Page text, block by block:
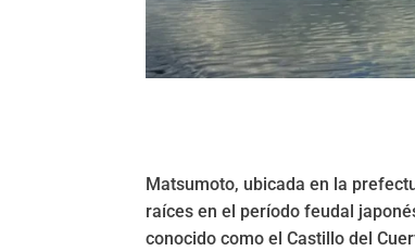
Matsumoto, ubicada en la
raíces en el período feudal
conocido como el Castillo del